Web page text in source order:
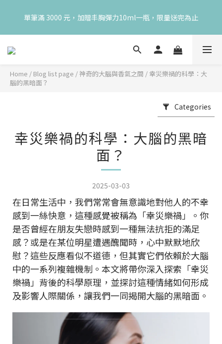
隨身瓶，再享超值滿額贈 👉
單筆滿 3000 元，加贈丰胸彈力10ml一瓶，限量送完為止
😍 8月慶典！250ml 無痛/深呼吸/橙花開賣！獨享 68 折再送 20ml
Home / Blog list page /神奇的大腦與香氣之間 / 幸災樂禍的科學：大
腦的黑暗面？
Categories
幸災樂禍的科學：大腦的黑暗
面？
2025-03-03
在日常生活中，我們常常會無意識地對他人的不幸
感到一絲快意，這種感覺被稱為「幸災樂禍」。你
是否曾經在朋友失戀時感到一種無法抗拒的滿足
感？或是在某位明星遭遇醜聞時，心中默默地欣
慰？這些反應看似不道德，但其實它們依賴於大腦
中的一系列複雜機制。本文將帶你深入探索「幸災
樂禍」背後的科學原理，並探討這種情緒如何形成
及影響人際關係，讓我們一同揭開大腦的黑暗面。